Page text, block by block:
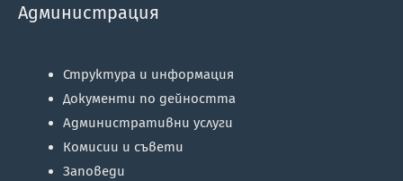
Администрация
Структура и информация
Документи по дейността
Административни услуги
Комисии и съвети
Заповеди